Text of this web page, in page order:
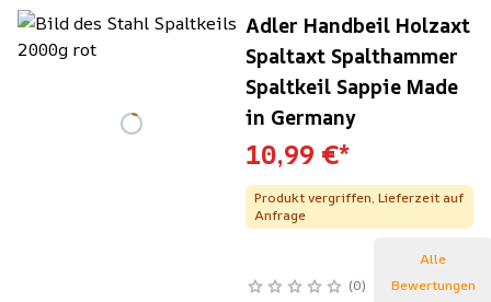
Adler Handbeil Holzaxt
Spaltaxt Spalthammer
Spaltkeil Sappie Made
in Germany
10,99 €*
Produkt vergriffen, Lieferzeit auf
Anfrage
0
Alle
Bewertungen